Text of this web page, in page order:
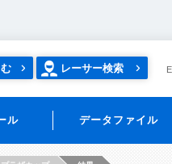
レーサー検索
ル データファイル